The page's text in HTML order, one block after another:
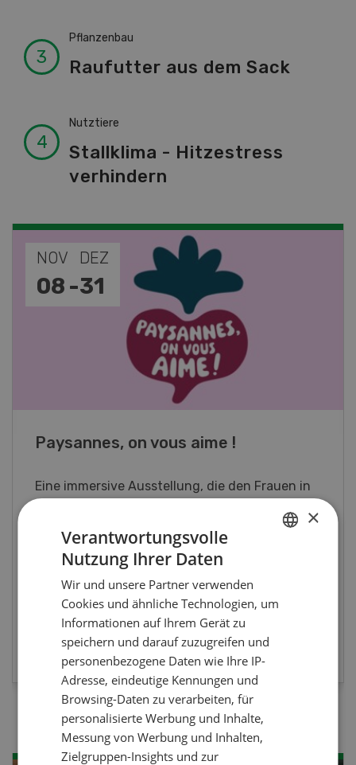
Pflanzenbau
Raufutter aus dem Sack
Nutztiere
Stallklima - Hitzestress
verhindern
NOV
08 -
DEZ
31
Paysannes, on vous aime !
Eine immersive Ausstellung, die den Frauen in
MEHR ZUR VERANSTALTUNG
×
Verantwortungsvolle
Nutzung Ihrer Daten
Wir und unsere Partner verwenden
Cookies und ähnliche Technologien, um
Informationen auf Ihrem Gerät zu
speichern und darauf zuzugreifen und
personenbezogene Daten wie Ihre IP-
Adresse, eindeutige Kennungen und
Browsing-Daten zu verarbeiten, für
personalisierte Werbung und Inhalte,
Messung von Werbung und Inhalten,
Zielgruppen-Insights und zur